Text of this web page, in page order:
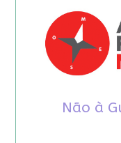
Não à